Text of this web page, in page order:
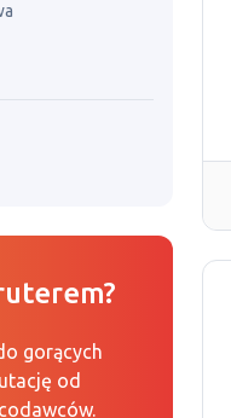
gorących
od